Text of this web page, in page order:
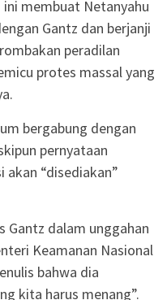
ini membuat Netanyahu
Gantz dan berjanji
peradilan
protes massal yang
bergabung dengan
pernyataan
“disediakan”
Gantz dalam unggahan
Keamanan Nasional
bahwa dia
kita harus menang”.